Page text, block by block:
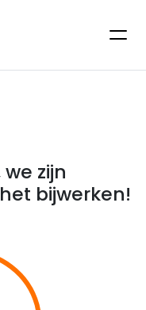
zijn
bijwerken!